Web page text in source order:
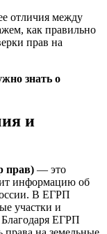
отличия между
как правильно
прав на
знать о
и
прав) — это
информацию об
В ЕГРП
участки и
ЕГРП